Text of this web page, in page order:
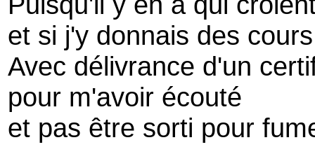
et si j'y donnais des
Avec délivrance d'un
pour m'avoir écouté
et pas être sorti pour